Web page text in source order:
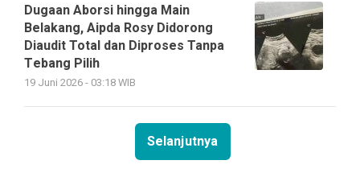
Dugaan Aborsi hingga Main
Belakang, Aipda Rosy Didorong
Diaudit Total dan Diproses Tanpa
Tebang Pilih
19 Juni 2026 - 03:18 WIB
Selanjutnya